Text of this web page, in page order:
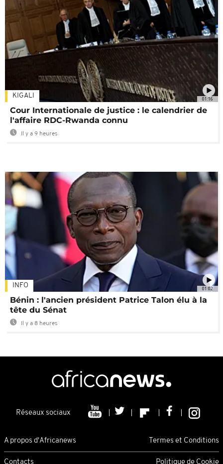
01:16
KIGALI
Cour Internationale de justice : le calendrier de
l'affaire RDC-Rwanda connu
Il y a 9 heures
01:02
INFO
Bénin : l'ancien président Patrice Talon élu à la
tête du Sénat
Il y a 8 heures
Réseaux sociaux
A propos d'Africanews Termes et Conditions
Contacts Politique de Cookie